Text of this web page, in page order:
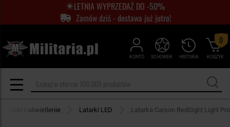
LETNIA WYPRZEDAŻ DO -50%
Zamów dziś - dostawa już jutro!
KONTO HISTORIA
SCHOWEK KOSZYK
0
Latarki i oświetlenie Latarki LED Latarka Carson RedSight Light Pro